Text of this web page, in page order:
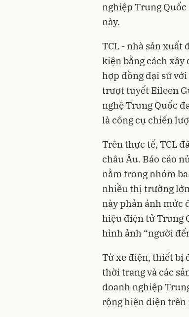
nghiệp Trung
này.
TCL - nhà sản xuất
kiện bằng cách
hợp đồng đại sứ
trượt tuyết Eileen
nghệ Trung Quốc
là công cụ chiến
Trên thực tế, TCL
châu Âu. Báo cáo
nằm trong nhóm
nhiều thị trường
này phản ánh mức
hiệu điện tử Trung
hình ảnh “người
Từ xe điện, thiết bị
thời trang và các
doanh nghiệp
rộng hiện diện